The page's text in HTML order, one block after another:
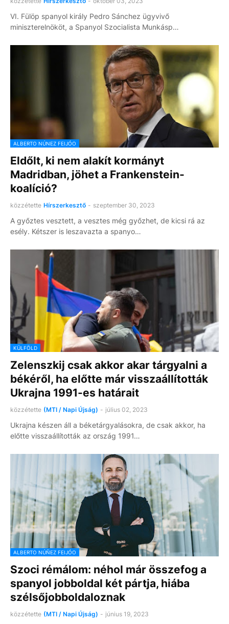
VI. Fülöp spanyol király Pedro Sánchez ügyvivő
miniszterelnököt, a Spanyol Szocialista Munkásp…
ALBERTO NÚNEZ FEIJÓO
Eldőlt, ki nem alakít kormányt
Madridban, jöhet a Frankenstein-
koalíció?
közzétette Hírszerkesztő - szeptember 30, 2023
A győztes vesztett, a vesztes még győzhet, de kicsi rá az
esély. Kétszer is leszavazta a spanyo…
KÜLFÖLD
Zelenszkij csak akkor akar tárgyalni a
békéről, ha előtte már visszaállították
Ukrajna 1991-es határait
közzétette (MTI / Napi Újság) - július 02, 2023
Ukrajna készen áll a béketárgyalásokra, de csak akkor, ha
előtte visszaállították az ország 1991…
ALBERTO NÚÑEZ FEIJÓO
Szoci rémálom: néhol már összefog a
spanyol jobboldal két pártja, hiába
szélsőjobboldaloznak
közzétette (MTI / Napi Újság) - június 19, 2023